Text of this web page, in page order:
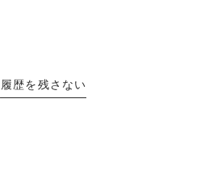
履歴を残さない